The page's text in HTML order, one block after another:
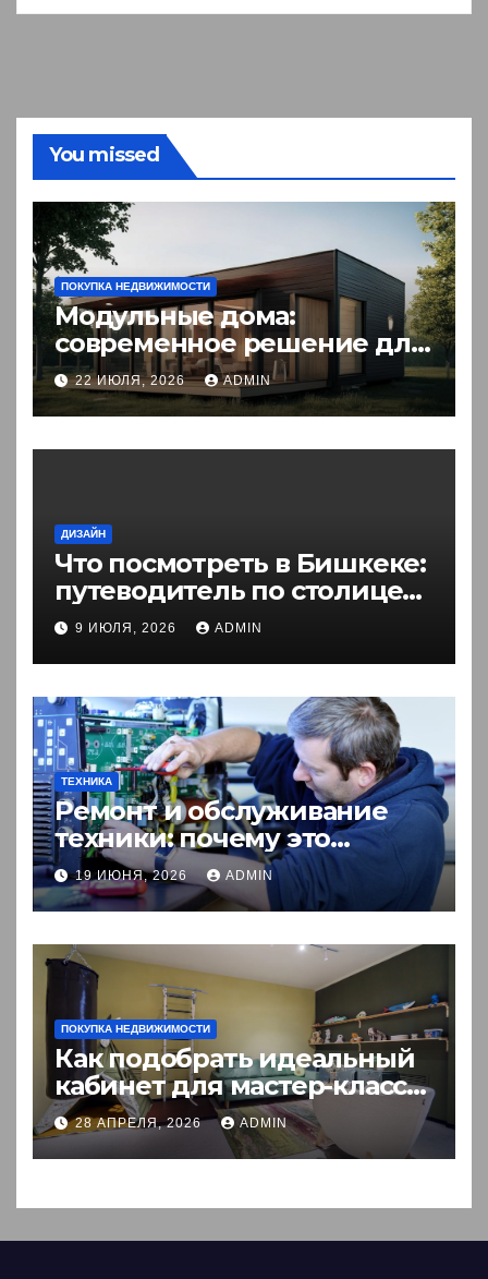
You missed
ПОКУПКА НЕДВИЖИМОСТИ
Модульные дома:
современное решение для
комфортного житья
22 ИЮЛЯ, 2026 ADMIN
ДИЗАЙН
Что посмотреть в Бишкеке:
путеводитель по столице
Кыргызстана
9 ИЮЛЯ, 2026 ADMIN
ТЕХНИКА
Ремонт и обслуживание
техники: почему это
выгоднее покупки новой?
19 ИЮНЯ, 2026 ADMIN
ПОКУПКА НЕДВИЖИМОСТИ
Как подобрать идеальный
кабинет для мастер-класса:
пошаговый гид
28 АПРЕЛЯ, 2026 ADMIN